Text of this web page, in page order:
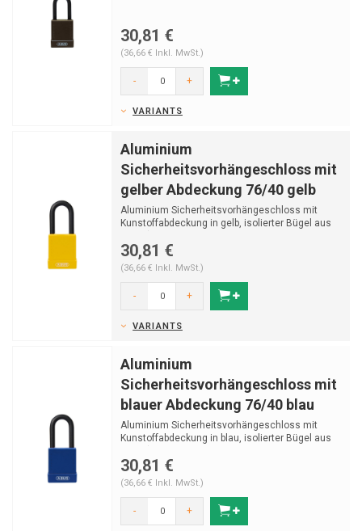
30,81 €
(36,66 € Inkl. MwSt.)
- +
VARIANTS
Aluminium
Sicherheitsvorhängeschloss mit
gelber Abdeckung 76/40 gelb
Aluminium Sicherheitsvorhängeschloss mit
Kunstoffabdeckung in gelb, isolierter Bügel aus
30,81 €
(36,66 € Inkl. MwSt.)
- +
VARIANTS
Aluminium
Sicherheitsvorhängeschloss mit
blauer Abdeckung 76/40 blau
Aluminium Sicherheitsvorhängeschloss mit
Kunstoffabdeckung in blau, isolierter Bügel aus
30,81 €
(36,66 € Inkl. MwSt.)
- +